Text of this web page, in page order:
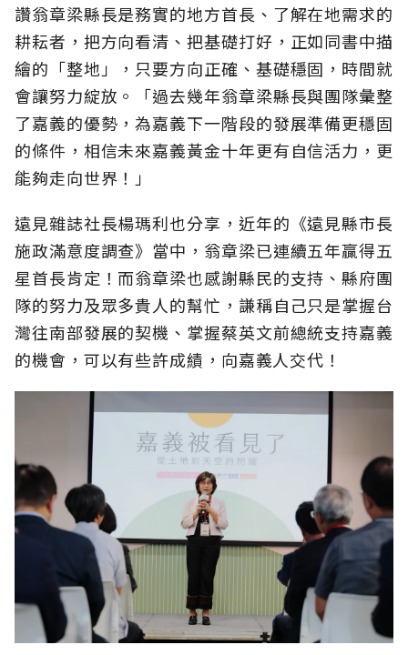
讚翁章梁縣長是務實的地方首長、了解在地需求的
耕耘者，把方向看清、把基礎打好，正如同書中描
繪的「整地」，只要方向正確、基礎穩固，時間就
會讓努力綻放。「過去幾年翁章梁縣長與團隊彙整
了嘉義的優勢，為嘉義下一階段的發展準備更穩固
的條件，相信未來嘉義黃金十年更有自信活力，更
能夠走向世界！」
遠見雜誌社長楊瑪利也分享，近年的《遠見縣市長
施政滿意度調查》當中，翁章梁已連續五年贏得五
星首長肯定！而翁章梁也感謝縣民的支持、縣府團
隊的努力及眾多貴人的幫忙，謙稱自己只是掌握台
灣往南部發展的契機、掌握蔡英文前總統支持嘉義
的機會，可以有些許成績，向嘉義人交代！